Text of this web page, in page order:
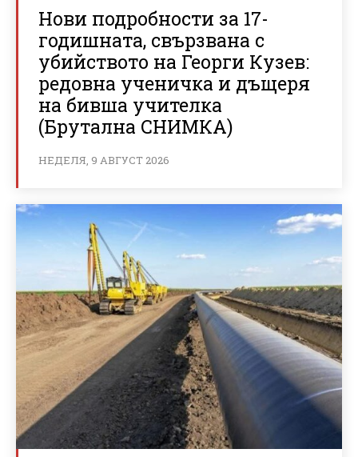
Нови подробности за 17-
годишната, свързвана с
убийството на Георги Кузев:
редовна ученичка и дъщеря
на бивша учителка
(Брутална СНИМКА)
НЕДЕЛЯ, 9 АВГУСТ 2026